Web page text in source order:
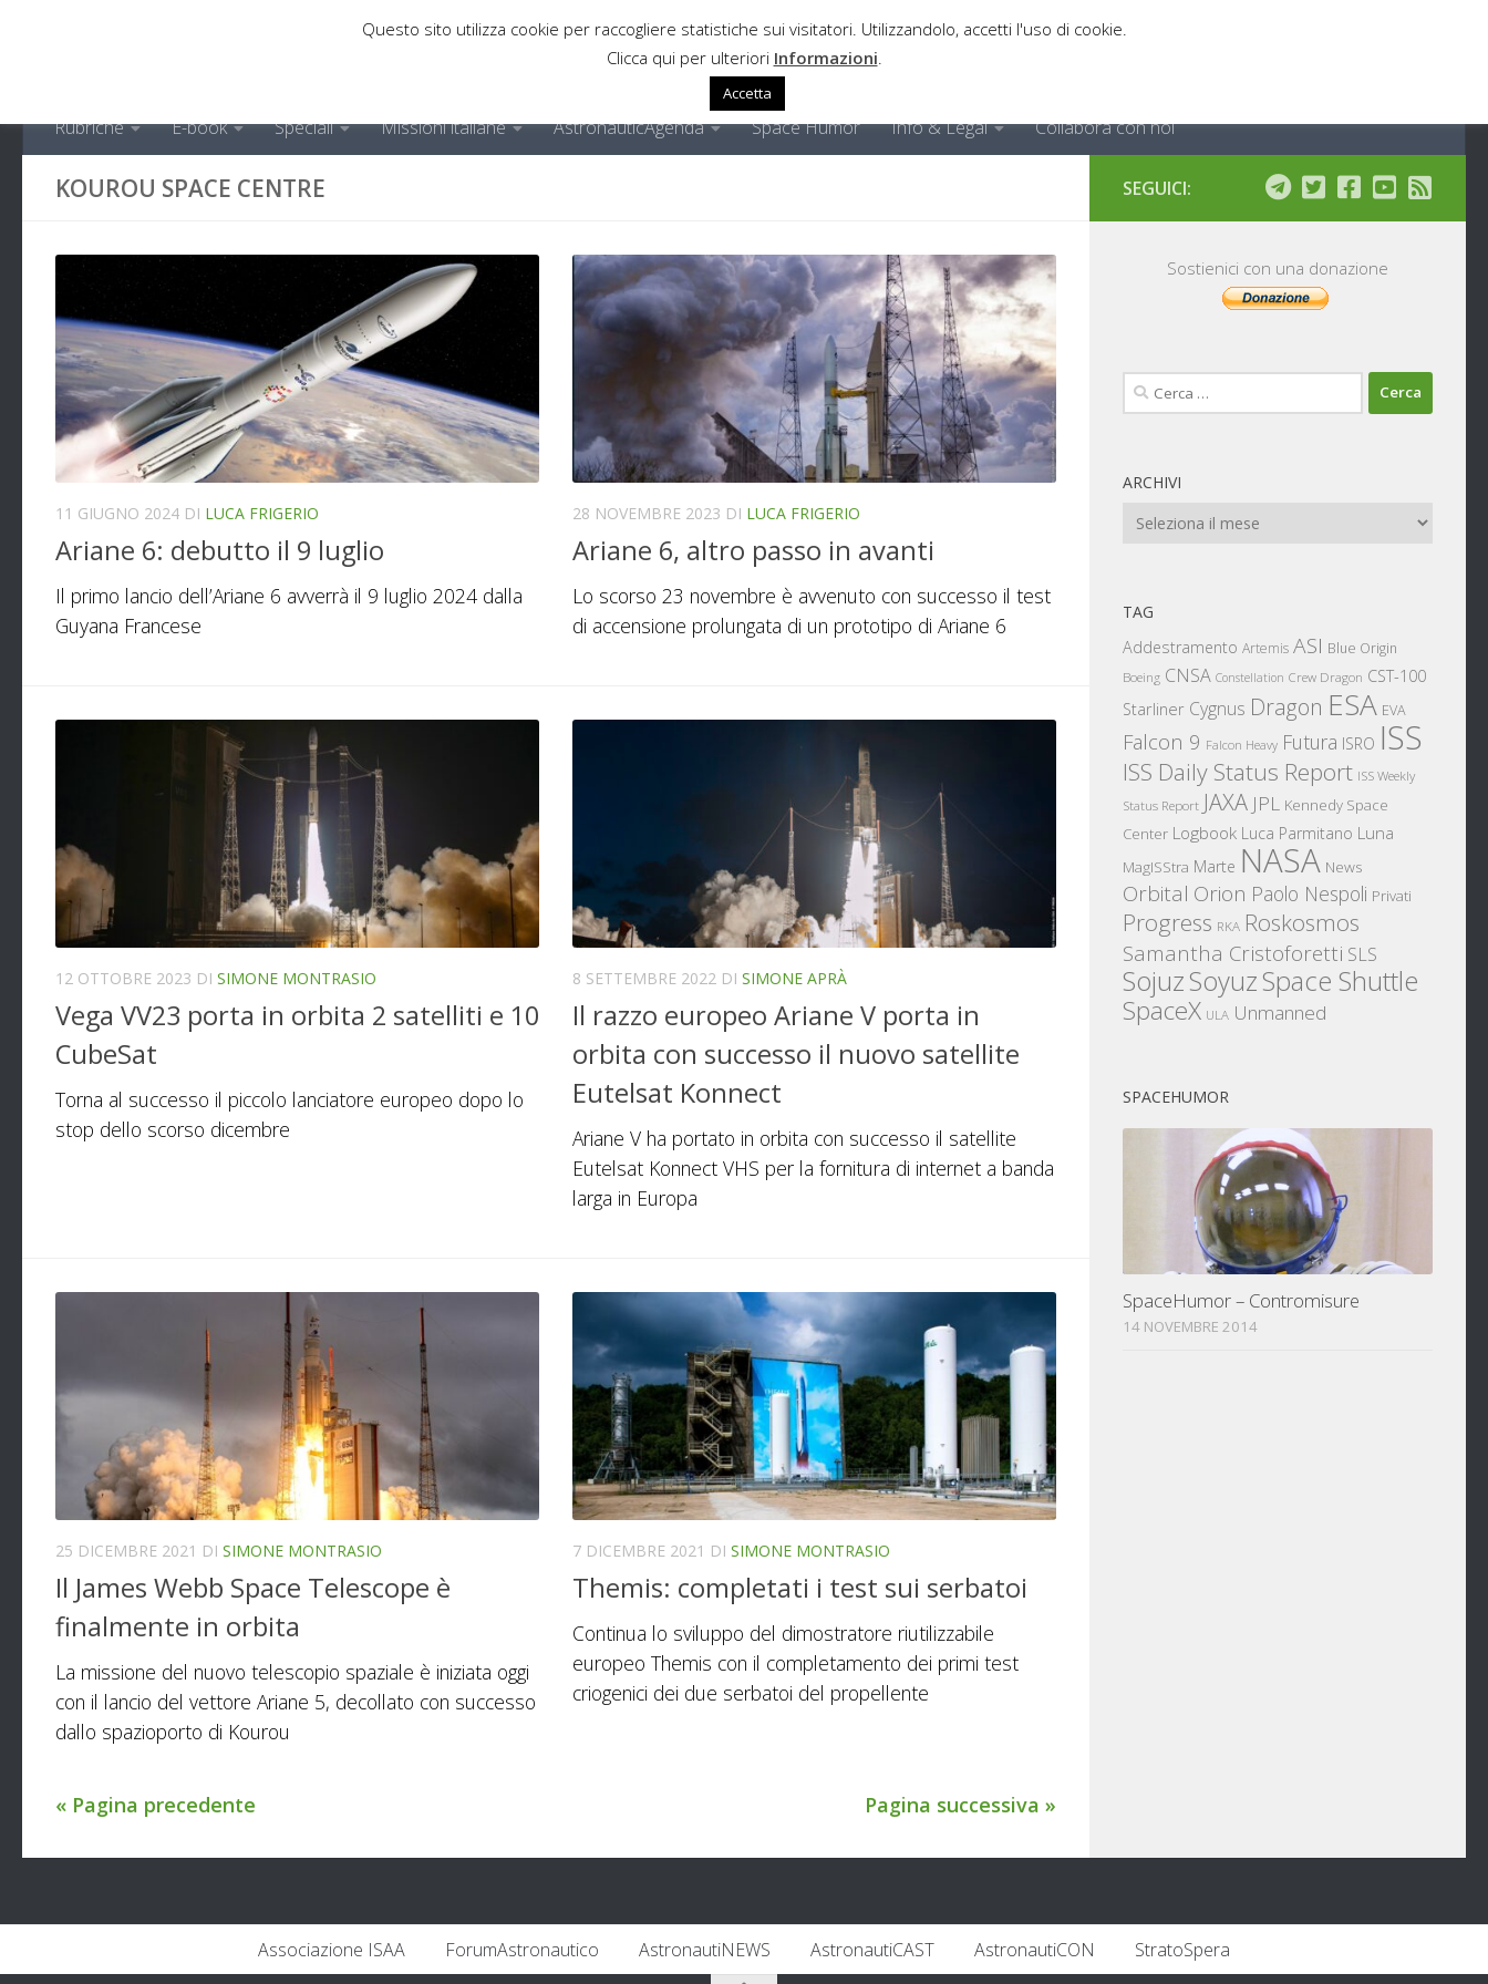
Rubriche E-book Speciali Missioni italiane AstronauticAgenda Space Humor Info & Legal Collabora con noi
KOUROU SPACE CENTRE
11 GIUGNO 2024 DI LUCA FRIGERIO
Ariane 6: debutto il 9 luglio
Il primo lancio dell’Ariane 6 avverrà il 9 luglio 2024 dalla
Guyana Francese
28 NOVEMBRE 2023 DI LUCA FRIGERIO
Ariane 6, altro passo in avanti
Lo scorso 23 novembre è avvenuto con successo il test
di accensione prolungata di un prototipo di Ariane 6
12 OTTOBRE 2023 DI SIMONE MONTRASIO
Vega VV23 porta in orbita 2 satelliti e 10
CubeSat
Torna al successo il piccolo lanciatore europeo dopo lo
stop dello scorso dicembre
8 SETTEMBRE 2022 DI SIMONE APRÀ
Il razzo europeo Ariane V porta in
orbita con successo il nuovo satellite
Eutelsat Konnect
Ariane V ha portato in orbita con successo il satellite
Eutelsat Konnect VHS per la fornitura di internet a banda
larga in Europa
25 DICEMBRE 2021 DI SIMONE MONTRASIO
Il James Webb Space Telescope è
finalmente in orbita
La missione del nuovo telescopio spaziale è iniziata oggi
con il lancio del vettore Ariane 5, decollato con successo
dallo spazioporto di Kourou
7 DICEMBRE 2021 DI SIMONE MONTRASIO
Themis: completati i test sui serbatoi
Continua lo sviluppo del dimostratore riutilizzabile
europeo Themis con il completamento dei primi test
criogenici dei due serbatoi del propellente
« Pagina precedente Pagina successiva »
SEGUICI:
Sostienici con una donazione
Ricerca
per:
ARCHIVI
Archivi
TAG
Addestramento Artemis ASI Blue Origin
Boeing CNSA Constellation Crew Dragon CST-100
Starliner Cygnus Dragon ESA EVA
Falcon 9 Falcon Heavy Futura ISRO ISS
ISS Daily Status Report ISS Weekly
Status Report JAXA JPL Kennedy Space
Center Logbook Luca Parmitano Luna
MagISStra Marte NASA News
Orbital Orion Paolo Nespoli Privati
Progress RKA Roskosmos
Samantha Cristoforetti SLS
SojuzSoyuzSpace Shuttle
SpaceX ULA Unmanned
SPACEHUMOR
SpaceHumor – Contromisure
14 NOVEMBRE 2014
Associazione ISAA ForumAstronautico AstronautiNEWS AstronautiCAST AstronautiCON StratoSpera
Questo sito utilizza cookie per raccogliere statistiche sui visitatori. Utilizzandolo, accetti l'uso di cookie.
Clicca qui per ulteriori Informazioni
Accetta